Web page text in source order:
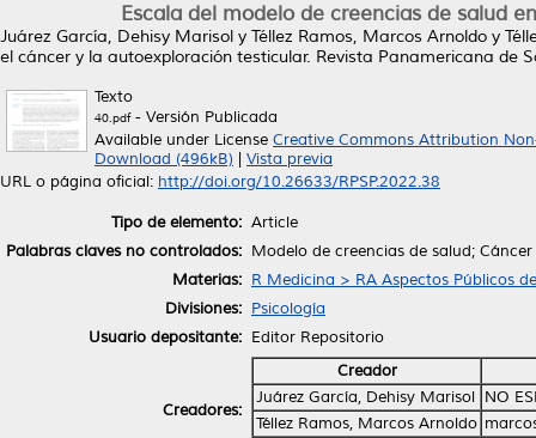
Escala del modelo de creencias de salud
Juárez García, Dehisy Marisol y Téllez Ramos, Marcos Arnoldo y
el cáncer y la autoexploración testicular. Revista Panamericana de
Texto
40.pdf- Versión Publicada
Available under License Creative Commons Attribution
Download (496kB)
Vista previa
URL o página oficial: http://doi.org/10.26633/RPSP.2022.38
Tipo de elemento: Article
Palabras claves no controlados: Modelo de creencias de salud;
Materias: R Medicina > RA Aspectos Públicos
Divisiones: Psicología
Usuario depositante: Editor Repositorio
Creadores:
Creador
Juárez García, Dehisy Marisol NO
Téllez Ramos, Marcos Arnoldo